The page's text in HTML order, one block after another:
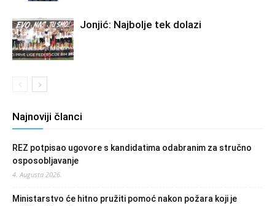
Jonjić: Najbolje tek dolazi
Najnoviji članci
REZ potpisao ugovore s kandidatima odabranim za stručno
osposobljavanje
4. Augusta 2026.
Ministarstvo će hitno pružiti pomoć nakon požara koji je